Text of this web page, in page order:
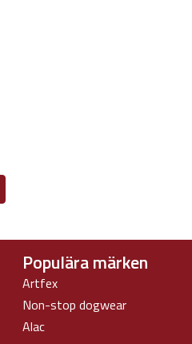
Populära märken
Artfex
Non-stop dogwear
Alac